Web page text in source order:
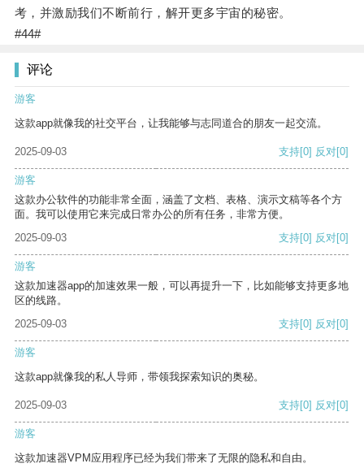
考，并激励我们不断前行，解开更多宇宙的秘密。
#44#
评论
游客
这款app就像我的社交平台，让我能够与志同道合的朋友一起交流。
2025-09-03 支持[0] 反对[0]
游客
这款办公软件的功能非常全面，涵盖了文档、表格、演示文稿等各个方
面。我可以使用它来完成日常办公的所有任务，非常方便。
2025-09-03
支持[0] 反对[0]
游客
这款加速器app的加速效果一般，可以再提升一下，比如能够支持更多地
区的线路。
2025-09-03
支持[0] 反对[0]
游客
这款app就像我的私人导师，带领我探索知识的奥秘。
2025-09-03 支持[0] 反对[0]
游客
这款加速器VPM应用程序已经为我们带来了无限的隐私和自由。